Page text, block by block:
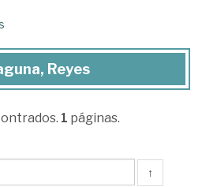
Reyes
1 páginas.
↑